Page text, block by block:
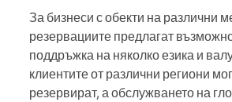
За бизнеси с обекти на различни
резервациите предлагат
поддръжка на няколко езика и
клиентите от различни региони
резервират, а обслужването на